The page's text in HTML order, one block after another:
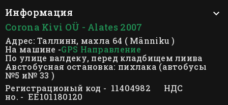
Информация

Corona Kivi OÜ - Alates 2007
Адрес: Таллинн, махла 64 ( Männiku )
На машине -GPS Направление
По улице валдеку, перед кладбищем лиива
Австобусная остановка: пихлака (автобусы
№5 и№ 33 )
Регистрационый код - 11404982 НДС
но. - EE101180120